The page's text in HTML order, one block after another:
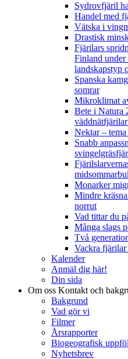
Sydrovfjäril
Handel med
Vätska i
Drastisk
Fjärilars
Finland under
landskapstyp
Spanska
somrar
Mikroklimat
Bete i Natura
Nektar –
Snabb
Monarker
Mindre
norrut
Vad tittar du
Många slags
Två
Vackra fjärilar
Kalender
Anmäl dig här!
Din sida
Om oss Kontakt och
Bakgrund
Vad gör vi
Filmer
Årsrapporter
Biogeografisk
Nyhetsbrev